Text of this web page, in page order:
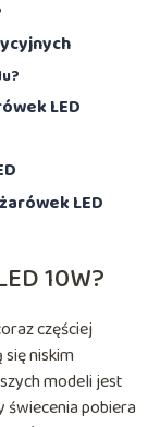
LED
LED
10W?
częściej
niskim
modeli jest
świecenia pobiera